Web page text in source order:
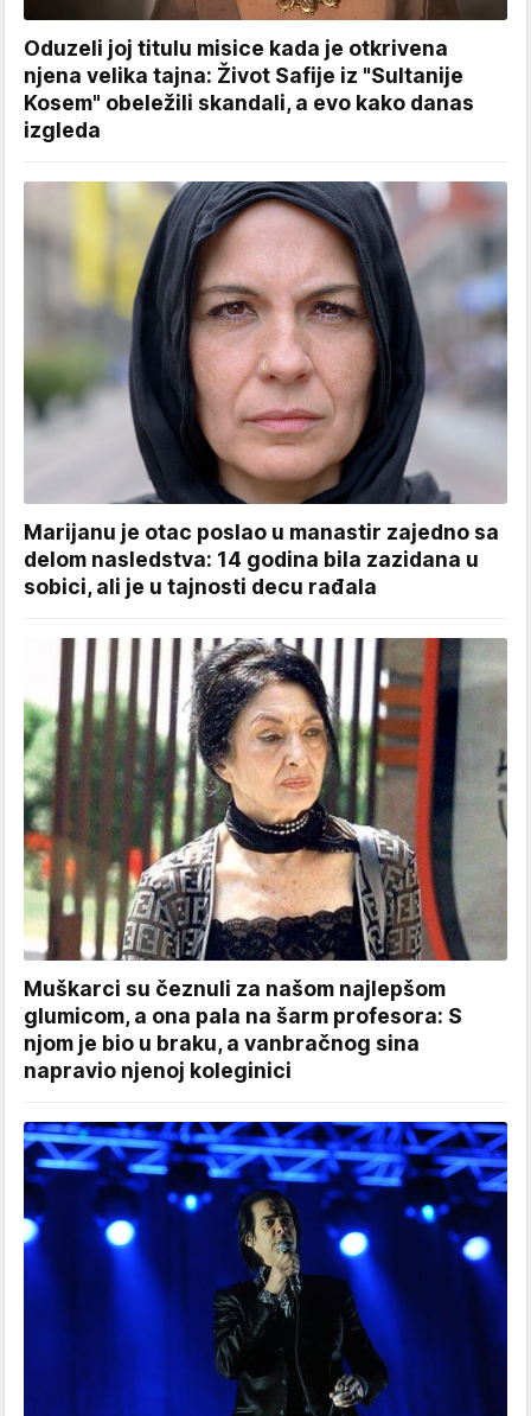
Oduzeli joj titulu misice kada je otkrivena
njena velika tajna: Život Safije iz "Sultanije
Kosem" obeležili skandali, a evo kako danas
izgleda
Marijanu je otac poslao u manastir zajedno sa
delom nasledstva: 14 godina bila zazidana u
sobici, ali je u tajnosti decu rađala
Muškarci su čeznuli za našom najlepšom
glumicom, a ona pala na šarm profesora: S
njom je bio u braku, a vanbračnog sina
napravio njenoj koleginici